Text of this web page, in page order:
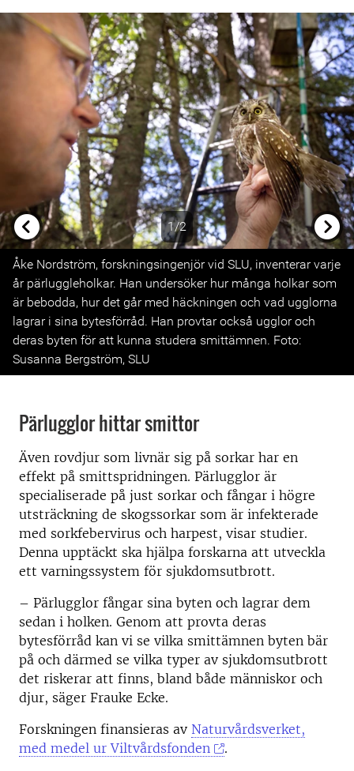
1/2
Previous
Next
Åke Nordström, forskningsingenjör vid SLU, inventerar varje
år pärluggleholkar. Han undersöker hur många holkar som
är bebodda, hur det går med häckningen och vad ugglorna
lagrar i sina bytesförråd. Han provtar också ugglor och
deras byten för att kunna studera smittämnen. Foto:
Susanna Bergström, SLU
Pärlugglor hittar smittor
Även rovdjur som livnär sig på sorkar har en
effekt på smittspridningen. Pärlugglor är
specialiserade på just sorkar och fångar i högre
utsträckning de skogssorkar som är infekterade
med sorkfebervirus och harpest, visar studier.
Denna upptäckt ska hjälpa forskarna att utveckla
ett varningssystem för sjukdomsutbrott.
– Pärlugglor fångar sina byten och lagrar dem
sedan i holken. Genom att provta deras
bytesförråd kan vi se vilka smittämnen byten bär
på och därmed se vilka typer av sjukdomsutbrott
det riskerar att finns, bland både människor och
djur, säger Frauke Ecke.
Forskningen finansieras av Naturvårdsverket,
med medel ur Viltvårdsfonden
.